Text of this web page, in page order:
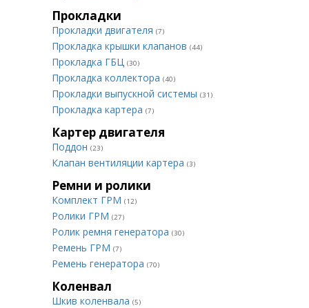
Прокладки
Прокладки двигателя (7)
Прокладка крышки клапанов (44)
Прокладка ГБЦ (30)
Прокладка коллектора (40)
Прокладки выпускной системы (31)
Прокладка картера (7)
Картер двигателя
Поддон (23)
Клапан вентиляции картера (3)
Ремни и ролики
Комплект ГРМ (12)
Ролики ГРМ (27)
Ролик ремня генератора (30)
Ремень ГРМ (7)
Ремень генератора (70)
Коленвал
Шкив коленвала (5)